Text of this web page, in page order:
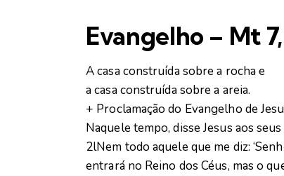
Evangelho – Mt
A casa construída sobre a rocha e
a casa construída sobre a areia.
+ Proclamação do Evangelho de
Naquele tempo, disse Jesus aos
2lNem todo aquele que me diz:
entrará no Reino dos Céus, mas o